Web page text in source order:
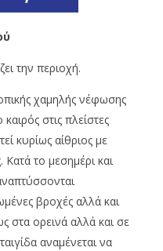
την περιοχή.
χαμηλής νέφωσης
στις πλείστες
κυρίως αίθριος με
το μεσημέρι και
βροχές αλλά και
στα ορεινά αλλά και σε
αναμένεται να